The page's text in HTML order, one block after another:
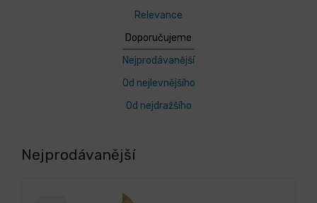
Relevance
Doporučujeme
Nejprodávanější
Od nejlevnějšího
Od nejdražšího
Nejprodávanější